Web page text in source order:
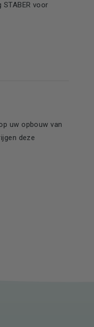
voor
uw opbouw van
deze